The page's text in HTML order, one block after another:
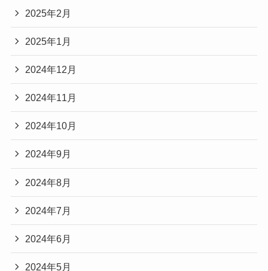
2025年2月
2025年1月
2024年12月
2024年11月
2024年10月
2024年9月
2024年8月
2024年7月
2024年6月
2024年5月